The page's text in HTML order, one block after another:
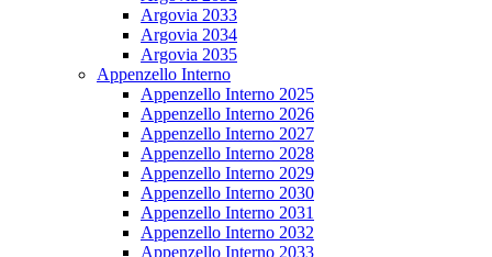
Argovia 2033
Argovia 2034
Argovia 2035
Appenzello Interno
Appenzello Interno 2025
Appenzello Interno 2026
Appenzello Interno 2027
Appenzello Interno 2028
Appenzello Interno 2029
Appenzello Interno 2030
Appenzello Interno 2031
Appenzello Interno 2032
Appenzello Interno 2033